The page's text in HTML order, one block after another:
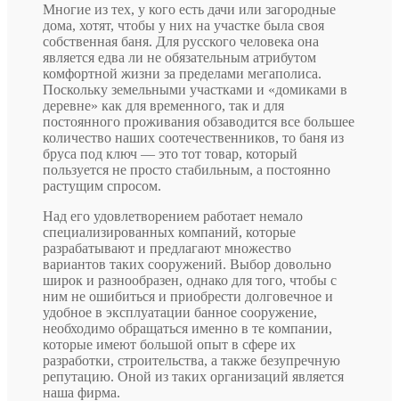
Многие из тех, у кого есть дачи или загородные
дома, хотят, чтобы у них на участке была своя
собственная баня. Для русского человека она
является едва ли не обязательным атрибутом
комфортной жизни за пределами мегаполиса.
Поскольку земельными участками и «домиками в
деревне» как для временного, так и для
постоянного проживания обзаводится все большее
количество наших соотечественников, то баня из
бруса под ключ — это тот товар, который
пользуется не просто стабильным, а постоянно
растущим спросом.
Над его удовлетворением работает немало
специализированных компаний, которые
разрабатывают и предлагают множество
вариантов таких сооружений. Выбор довольно
широк и разнообразен, однако для того, чтобы с
ним не ошибиться и приобрести долговечное и
удобное в эксплуатации банное сооружение,
необходимо обращаться именно в те компании,
которые имеют большой опыт в сфере их
разработки, строительства, а также безупречную
репутацию. Оной из таких организаций является
наша фирма.